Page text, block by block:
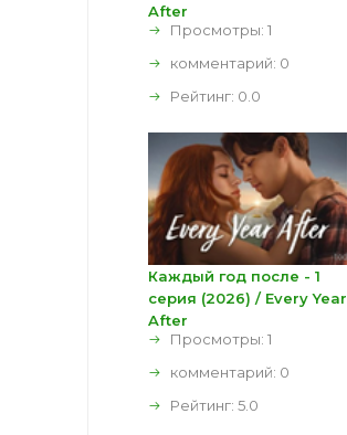
After
Просмотры: 1
комментарий: 0
Рейтинг: 0.0
Каждый год после - 1
серия (2026) / Every Year
After
Просмотры: 1
комментарий: 0
Рейтинг: 5.0